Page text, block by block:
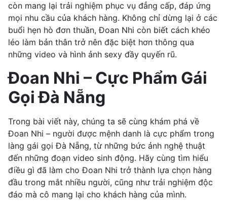
còn mang lại trải nghiệm phục vụ đẳng cấp, đáp ứng
mọi nhu cầu của khách hàng. Không chỉ dừng lại ở các
buổi hẹn hò đơn thuần, Đoan Nhi còn biết cách khéo
léo làm bản thân trở nên đặc biệt hơn thông qua
những video và hình ảnh sexy đầy quyến rũ.
Đoan Nhi – Cực Phẩm Gái
Gọi Đà Nẵng
Trong bài viết này, chúng ta sẽ cùng khám phá về
Đoan Nhi – người được mệnh danh là cực phẩm trong
làng gái gọi Đà Nẵng, từ những bức ảnh nghệ thuật
đến những đoạn video sinh động. Hãy cùng tìm hiểu
điều gì đã làm cho Đoan Nhi trở thành lựa chọn hàng
đầu trong mắt nhiều người, cũng như trải nghiệm độc
đáo mà cô mang lại cho khách hàng của mình.